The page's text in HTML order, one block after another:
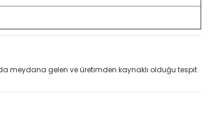
meydana gelen ve üretimden kaynaklı olduğu tespit